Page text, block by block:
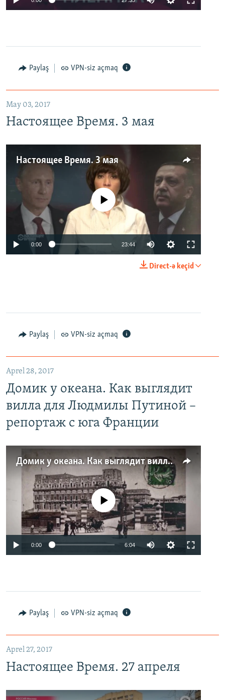
Paylaş VPN-siz açmaq
May 03, 2017
Настоящее Время. 3 мая
Настоящее Время. 3 мая
No media source currently available
0:00 23:44
Direct-ə keçid
Paylaş VPN-siz açmaq
Aprel 28, 2017
Домик у океана. Как выглядит
вилла для Людмилы Путиной –
репортаж с юга Франции
Домик у океана. Как выглядит вилла для Людмилы Путиной – репортаж с юга Франции
No media source currently available
0:00 6:04
Paylaş VPN-siz açmaq
Aprel 27, 2017
Настоящее Время. 27 апреля